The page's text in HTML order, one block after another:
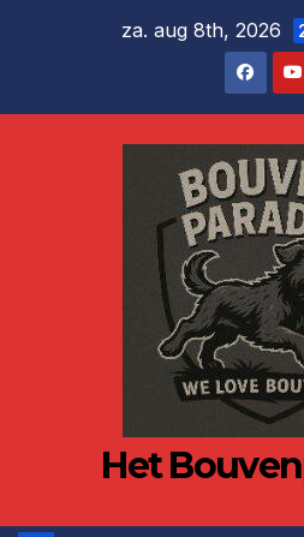
za. aug 8th, 2026
Het